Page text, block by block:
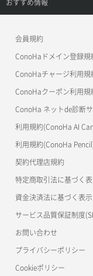
APIドキュメントVPS3.0
美雲このは徹底ガイド
会員規約
ConoHaドメイン登録規
ConoHaチャージ利用規
ConoHaクーポン利用規
ConoHa ネットde診断
利用規約(ConoHa AI
利用規約(ConoHa
契約代理店規約
特定商取引法に基づく
資金決済法に基づく表示
サービス品質保証制度
お問い合わせ
プライバシーポリシー
Cookieポリシー